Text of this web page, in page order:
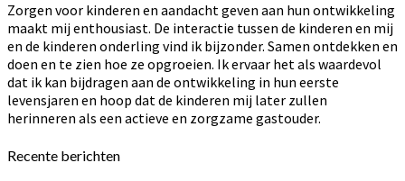
Zorgen voor kinderen en aandacht geven aan hun ontwikkeling
maakt mij enthousiast. De interactie tussen de kinderen en mij
en de kinderen onderling vind ik bijzonder. Samen ontdekken en
doen en te zien hoe ze opgroeien. Ik ervaar het als waardevol
dat ik kan bijdragen aan de ontwikkeling in hun eerste
levensjaren en hoop dat de kinderen mij later zullen
herinneren als een actieve en zorgzame gastouder.
Recente berichten